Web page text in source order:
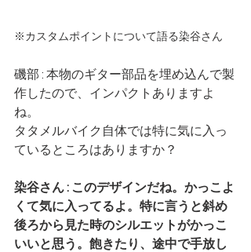
※カスタムポイントについて語る染谷さん
磯部 : 本物のギター部品を埋め込んで製
作したので、インパクトありますよ
ね。
タタメルバイク自体では特に気に入っ
ているところはありますか？
染谷さん : このデザインだね。かっこよ
くて気に入ってるよ。特に言うと斜め
後ろから見た時のシルエットがかっこ
いいと思う。飽きたり、途中で手放し